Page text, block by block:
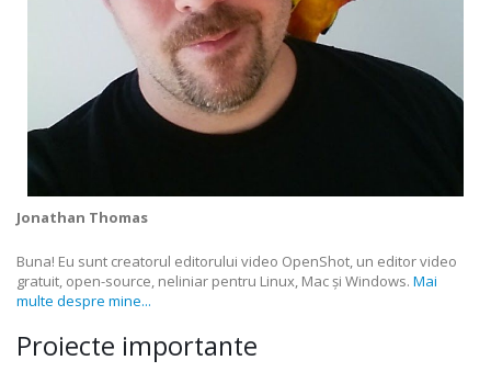
Jonathan Thomas
Buna! Eu sunt creatorul editorului video OpenShot, un editor video
gratuit, open-source, neliniar pentru Linux, Mac și Windows. Mai
multe despre mine...
Proiecte importante